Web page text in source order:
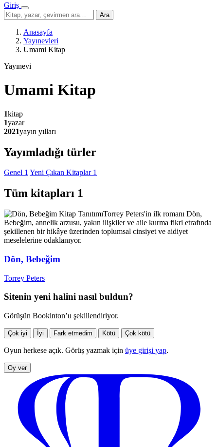
Giriş
Menü
Sitede
ara
Ara
Anasayfa
Yayınevleri
Umami Kitap
Yayınevi
Umami Kitap
1kitap
1yazar
2021yayın yılları
Yayımladığı türler
Genel 1 Yeni Çıkan Kitaplar 1
Tüm kitapları 1
Kitap TanıtımıTorrey Peters'in ilk romanı Dön,
Bebeğim, annelik arzusu, yakın ilişkiler ve aile kurma fikri etrafında
şekillenen bir hikâye üzerinden toplumsal cinsiyet ve aidiyet
meselelerine odaklanıyor.
Dön, Bebeğim
Torrey Peters
Sitenin yeni halini nasıl buldun?
Görüşün Bookinton’u şekillendiriyor.
Çok iyi İyi Fark etmedim Kötü Çok kötü
Oyun herkese açık. Görüş yazmak için üye girişi yap.
Oy ver